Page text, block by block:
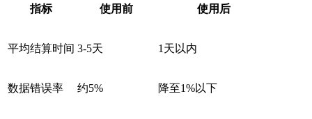
指标 使用前 使用后
平均结算时间 3-5天 1天以内
数据错误率 约5% 降至1%以下